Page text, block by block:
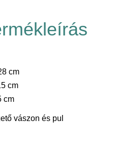
cm
cm
cm
vászon és pul